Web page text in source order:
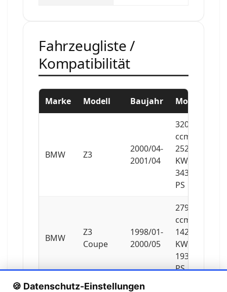
🍪 Datenschutz-Einstellungen
Fahrzeugliste /
Kompatibilität
Marke Modell Baujahr Motor
BMW Z3
2000/04-
2001/04
3201
ccm,
252
KW,
343
PS
BMW
Z3
Coupe
1998/01-
2000/05
2793
ccm,
142
KW,
193
PS